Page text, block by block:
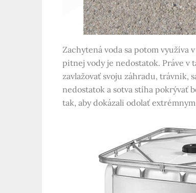
Zachytená voda sa potom
pitnej vody je nedostatok. Práve v
zavlažovať svoju záhradu, trávnik,
nedostatok a sotva stíha pokrývať
tak, aby dokázali odolať